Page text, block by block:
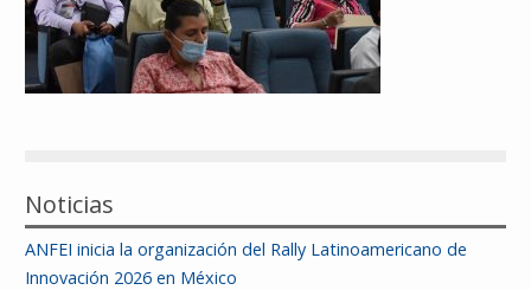
Afiliación
Noticias
ANFEI inicia la organización del Rally Latinoamericano de
Innovación 2026 en México